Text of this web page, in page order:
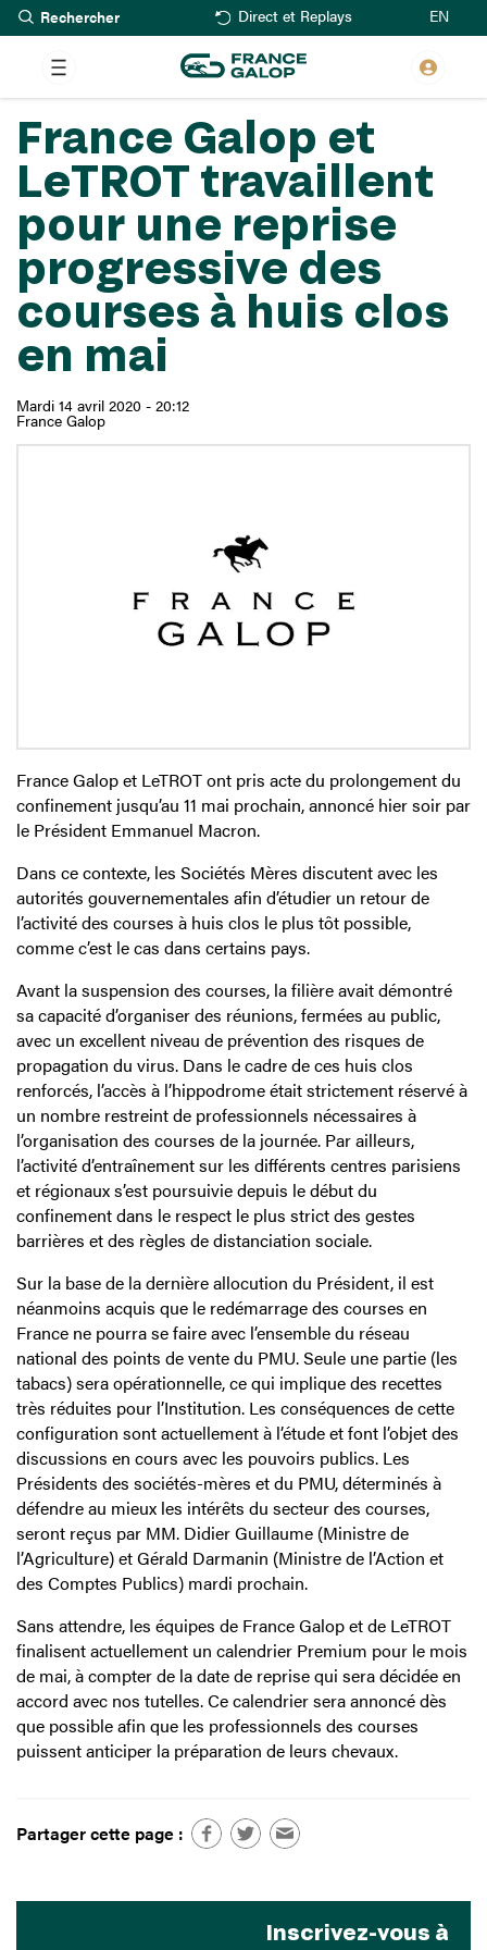
Aller
au
contenu
principal
Rechercher Direct et Replays EN
France Galop et
LeTROT travaillent
pour une reprise
progressive des
courses à huis clos
en mai
Mardi 14 avril 2020 - 20:12
France Galop
France Galop et LeTROT ont pris acte du prolongement du
confinement jusqu’au 11 mai prochain, annoncé hier soir par
le Président Emmanuel Macron.
Dans ce contexte, les Sociétés Mères discutent avec les
autorités gouvernementales afin d’étudier un retour de
l’activité des courses à huis clos le plus tôt possible,
comme c’est le cas dans certains pays.
Avant la suspension des courses, la filière avait démontré
sa capacité d’organiser des réunions, fermées au public,
avec un excellent niveau de prévention des risques de
propagation du virus. Dans le cadre de ces huis clos
renforcés, l’accès à l’hippodrome était strictement réservé à
un nombre restreint de professionnels nécessaires à
l’organisation des courses de la journée. Par ailleurs,
l’activité d’entraînement sur les différents centres parisiens
et régionaux s’est poursuivie depuis le début du
confinement dans le respect le plus strict des gestes
barrières et des règles de distanciation sociale.
Sur la base de la dernière allocution du Président, il est
néanmoins acquis que le redémarrage des courses en
France ne pourra se faire avec l’ensemble du réseau
national des points de vente du PMU. Seule une partie (les
tabacs) sera opérationnelle, ce qui implique des recettes
très réduites pour l’Institution. Les conséquences de cette
configuration sont actuellement à l’étude et font l’objet des
discussions en cours avec les pouvoirs publics. Les
Présidents des sociétés-mères et du PMU, déterminés à
défendre au mieux les intérêts du secteur des courses,
seront reçus par MM. Didier Guillaume (Ministre de
l’Agriculture) et Gérald Darmanin (Ministre de l’Action et
des Comptes Publics) mardi prochain.
Sans attendre, les équipes de France Galop et de LeTROT
finalisent actuellement un calendrier Premium pour le mois
de mai, à compter de la date de reprise qui sera décidée en
accord avec nos tutelles. Ce calendrier sera annoncé dès
que possible afin que les professionnels des courses
puissent anticiper la préparation de leurs chevaux.
Partager cette page :
Inscrivez-vous à